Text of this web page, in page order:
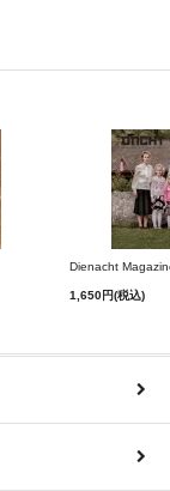
Dienacht
1,650円(税込)